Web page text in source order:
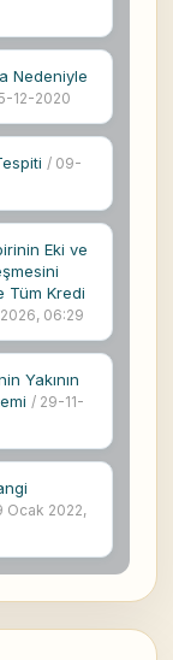
Nedeniyle
12-2020
/ 09-
Eki ve
Tüm Kredi
06:29
Yakının
/ 29-11-
Ocak 2022,